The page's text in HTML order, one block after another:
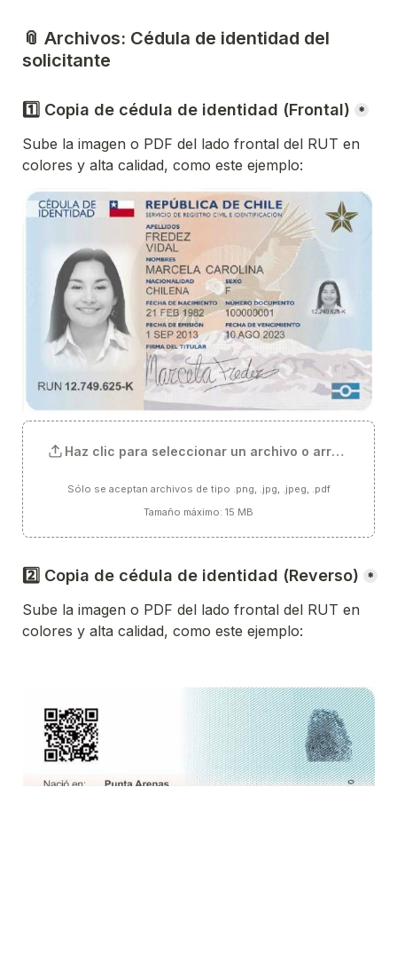
📎 Archivos: Cédula de identidad del
solicitante
1️⃣ Copia de cédula de identidad (Frontal) *
Sube la imagen o PDF del lado frontal del RUT en
colores y alta calidad, como este ejemplo:
Haz clic para seleccionar un archivo o arrástralo
Sólo se aceptan archivos de tipo .png, .jpg, .jpeg, .pdf
Tamaño máximo: 15 MB
2️⃣ Copia de cédula de identidad (Reverso) *
Sube la imagen o PDF del lado frontal del RUT en
colores y alta calidad, como este ejemplo: